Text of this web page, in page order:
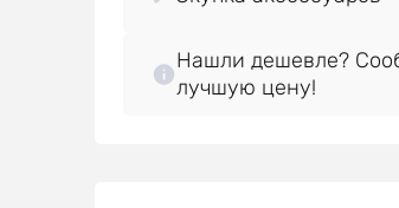
Нашли дешевле?
лучшую цену!